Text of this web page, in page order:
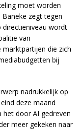
moet worden
Baneke zegt tegen
directieniveau wordt
van
marktpartijen die zich
bij
nadrukkelijk op
deze maand
het door AI gedreven
meer gekeken naar